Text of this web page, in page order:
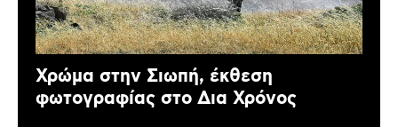
Χρώμα στην Σιωπή, έκθεση
φωτογραφίας στο Δια Χρόνος